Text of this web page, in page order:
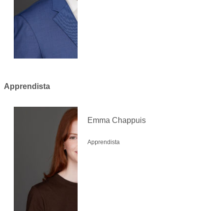
Apprendista
Emma Chappuis
Apprendista